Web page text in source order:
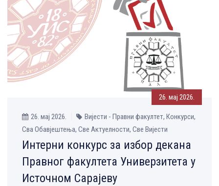
26. мај 2026.
26. мај 2026.
Вијести - Правни факултет, Конкурси,
Сва Обавјештења, Све Aктуелности, Све Вијести
Интерни конкурс за избор декана
Правног факултета Универзитета у
Источном Сарајеву